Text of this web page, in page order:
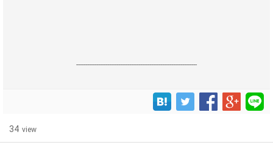
------------------------------------------------------------------
34 view